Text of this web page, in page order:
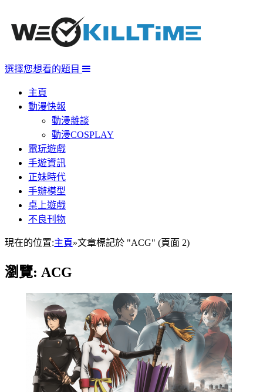
選擇您想看的題目
主頁
動漫快報
動漫雜談
動漫COSPLAY
電玩遊戲
手遊資訊
正妹時代
手辦模型
桌上遊戲
不良刊物
現在的位置:主頁»文章標記於 "ACG" (頁面 2)
瀏覽: ACG